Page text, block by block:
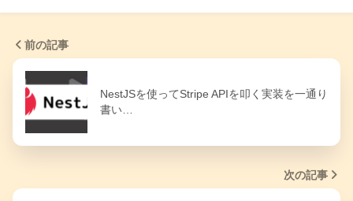
前の記事
NestJSを使ってStripe APIを叩く実装を一通り
書い…
次の記事